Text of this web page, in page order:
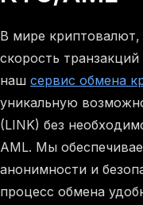
В мире криптовалют,
скорость
наш сервис обмена
уникальную
(LINK) без
AML. Мы
анонимности и
процесс обмена